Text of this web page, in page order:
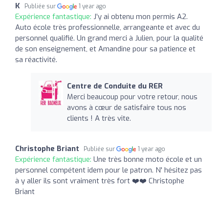
K Publiée sur 1 year ago
Expérience fantastique: J’y ai obtenu mon permis A2.
Auto école très professionnelle, arrangeante et avec du
personnel qualifié. Un grand merci à Julien, pour la qualité
de son enseignement, et Amandine pour sa patience et
sa réactivité.
Centre de Conduite du RER
Merci beaucoup pour votre retour, nous
avons à cœur de satisfaire tous nos
clients ! A très vite.
Christophe Briant Publiée sur 1 year ago
Expérience fantastique: Une très bonne moto école et un
personnel compétent idem pour le patron. N' hésitez pas
à y aller ils sont vraiment très fort ❤️❤️ Christophe
Briant